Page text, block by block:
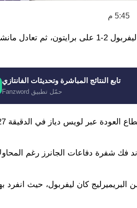
5:45 م
كان يوم الأحد فارقًا في ترتيب الدوري الإنجليزي الممتاز، بعد
تابع النتائج المباشرة وتحديثات الفانتازي
حمّل تطبيق Fanzword
القول أن أكثر المستفيدين من مباريات الأحد في الجولة 30 من البريميرليج